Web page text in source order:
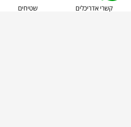
קשרי אדריכלים
שטיחים